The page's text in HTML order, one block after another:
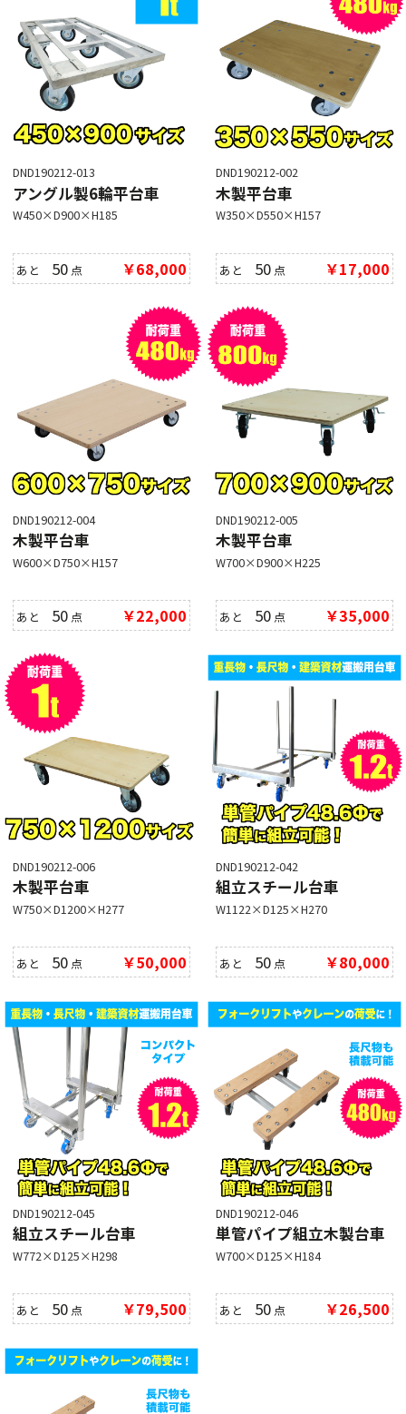
DND190212-013
アングル製6輪平台車
W450×D900×H185
あと 50 点 ￥68,000
DND190212-002
木製平台車
W350×D550×H157
あと 50 点 ￥17,000
DND190212-004
木製平台車
W600×D750×H157
あと 50 点 ￥22,000
DND190212-005
木製平台車
W700×D900×H225
あと 50 点 ￥35,000
DND190212-006
木製平台車
W750×D1200×H277
あと 50 点 ￥50,000
DND190212-042
組立スチール台車
W1122×D125×H270
あと 50 点 ￥80,000
DND190212-045
組立スチール台車
W772×D125×H298
あと 50 点 ￥79,500
DND190212-046
単管パイプ組立木製台車
W700×D125×H184
あと 50 点 ￥26,500